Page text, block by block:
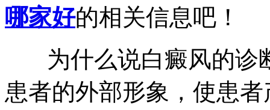
哪家好的相关信息吧！
为什么说白癜风的诊
患者的外部形象，使患